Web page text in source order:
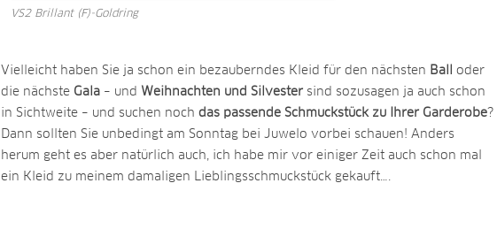
VS2 Brillant (F)-Goldring
Vielleicht haben Sie ja schon ein bezauberndes Kleid für den nächsten Ball
oder
die nächste Gala – und Weihnachten und Silvester sind sozusagen ja auch schon
in Sichtweite – und suchen noch das passende Schmuckstück zu Ihrer Garderobe?
Dann sollten Sie unbedingt am Sonntag bei Juwelo vorbei schauen! Anders
herum geht es aber natürlich auch, ich habe mir vor einiger Zeit auch schon mal
ein Kleid zu meinem damaligen Lieblingsschmuckstück gekauft….